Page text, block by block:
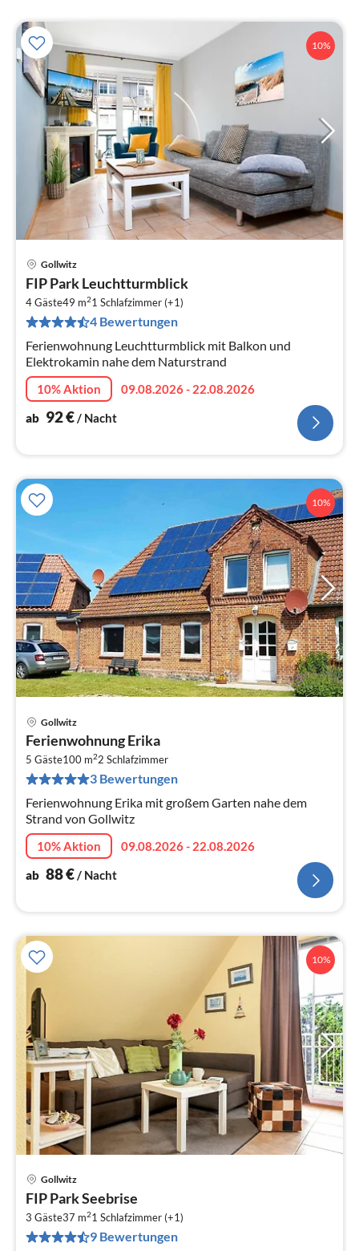
10%
Gollwitz
FIP Park Leuchtturmblick
4 Gäste49 m21 Schlafzimmer (+1)
4 Bewertungen
Ferienwohnung Leuchtturmblick mit Balkon und
Elektrokamin nahe dem Naturstrand
10% Aktion
09.08.2026 - 22.08.2026
ab 92€/ Nacht
10%
Gollwitz
Ferienwohnung Erika
5 Gäste100 m22 Schlafzimmer
3 Bewertungen
Ferienwohnung Erika mit großem Garten nahe dem
Strand von Gollwitz
10% Aktion
09.08.2026 - 22.08.2026
ab 88€/ Nacht
10%
Gollwitz
FIP Park Seebrise
3 Gäste37 m21 Schlafzimmer (+1)
9 Bewertungen